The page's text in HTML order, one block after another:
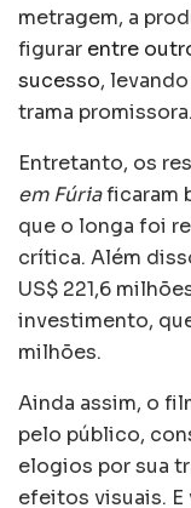
metragem, a
figurar entre
sucesso,
trama promissora.
Entretanto, os
em Fúriaficaram
que o longa foi
crítica. Além
US$ 221,6
investimento,
milhões.
Ainda assim, o
pelo público,
elogios por sua
efeitos visuais. E